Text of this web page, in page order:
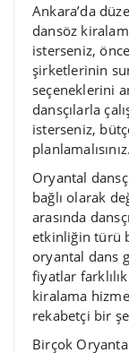
Ankara’da
dansöz
isterseniz,
şirketlerinin
seçeneklerini
dansçılarla
isterseniz,
planlamalısınız.
Oryantal
bağlı olarak
arasında
etkinliğin türü
oryantal dans
fiyatlar
kiralama
rekabetçi bir
Birçok